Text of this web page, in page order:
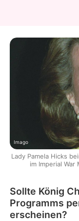
Imago
Lady Pamela Hicks
im Imperial
Sollte König
Programms
erscheinen?